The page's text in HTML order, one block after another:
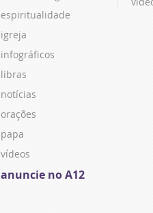
espiritualidade
igreja
infográficos
libras
notícias
orações
papa
vídeos
anuncie no A12